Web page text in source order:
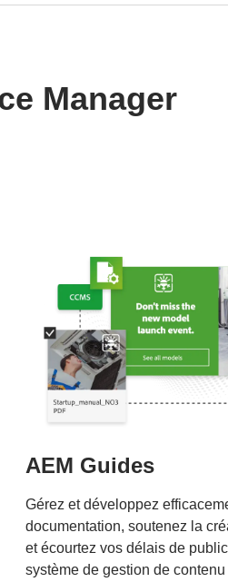
Manager
AEM Guides
Gérez et développez
documentation, soutenez la
et écourtez vos délais de
système de gestion de